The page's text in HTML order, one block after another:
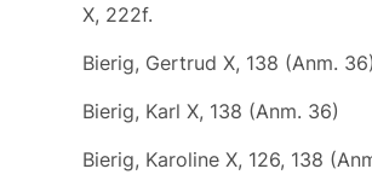
X, 222f.
Bierig, Gertrud X, 138 (Anm. 36)
Bierig, Karl X, 138 (Anm. 36)
Bierig, Karoline X, 126, 138